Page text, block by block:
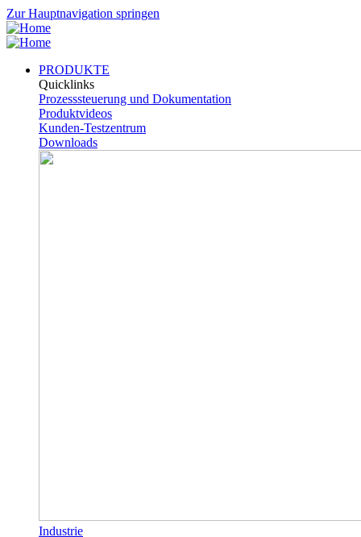
Zur Hauptnavigation springen
PRODUKTE
Quicklinks
Prozesssteuerung und Dokumentation
Produktvideos
Kunden-Testzentrum
Downloads
Industrie